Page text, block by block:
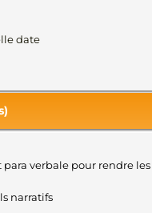
date
verbale pour rendre
narratifs